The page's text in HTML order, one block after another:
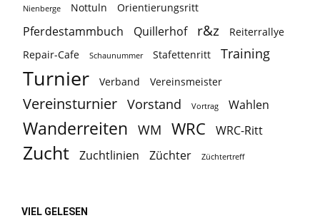
Nienberge Nottuln Orientierungsritt
Pferdestammbuch Quillerhof r&z
Reiterrallye
Repair-Cafe
Schaunummer Stafettenritt Training
Turnier Verband Vereinsmeister
Vereinsturnier Vorstand Vortrag Wahlen
Wanderreiten WM WRC WRC-Ritt
Zucht Zuchtlinien Züchter Züchtertreff
VIEL GELESEN